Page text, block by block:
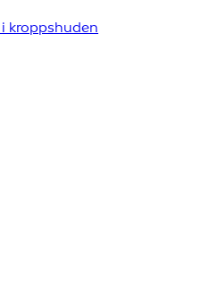
kroppshuden